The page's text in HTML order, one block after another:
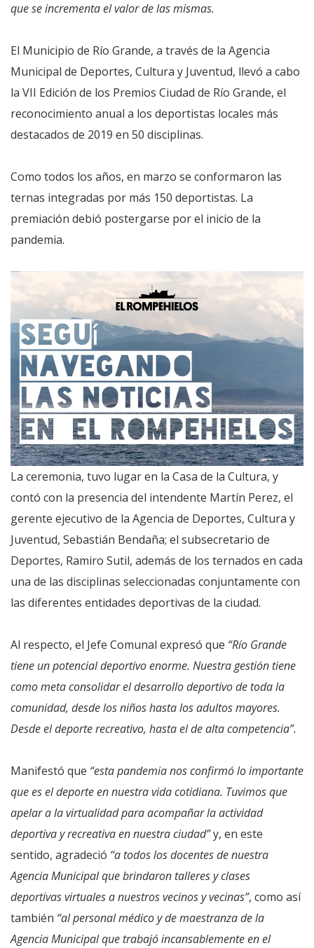
que se incrementa el valor de las mismas.
El Municipio de Río Grande, a través de la Agencia
Municipal de Deportes, Cultura y Juventud, llevó a cabo
la VII Edición de los Premios Ciudad de Río Grande, el
reconocimiento anual a los deportistas locales más
destacados de 2019 en 50 disciplinas.
Como todos los años, en marzo se conformaron las
ternas integradas por más 150 deportistas. La
premiación debió postergarse por el inicio de la
pandemia.
La ceremonia, tuvo lugar en la Casa de la Cultura, y
contó con la presencia del intendente Martín Perez, el
gerente ejecutivo de la Agencia de Deportes, Cultura y
Juventud, Sebastián Bendaña; el subsecretario de
Deportes, Ramiro Sutil, además de los ternados en cada
una de las disciplinas seleccionadas conjuntamente con
las diferentes entidades deportivas de la ciudad.
Al respecto, el Jefe Comunal expresó que “Río Grande
tiene un potencial deportivo enorme. Nuestra gestión tiene
como meta consolidar el desarrollo deportivo de toda la
comunidad, desde los niños hasta los adultos mayores.
Desde el deporte recreativo, hasta el de alta competencia”.
Manifestó que “esta pandemia nos confirmó lo importante
que es el deporte en nuestra vida cotidiana. Tuvimos que
apelar a la virtualidad para acompañar la actividad
deportiva y recreativa en nuestra ciudad”y, en este
sentido, agradeció “a todos los docentes de nuestra
Agencia Municipal que brindaron talleres y clases
deportivas virtuales a nuestros vecinos y vecinas”, como así
también “al personal médico y de maestranza de la
Agencia Municipal que trabajó incansablemente en el